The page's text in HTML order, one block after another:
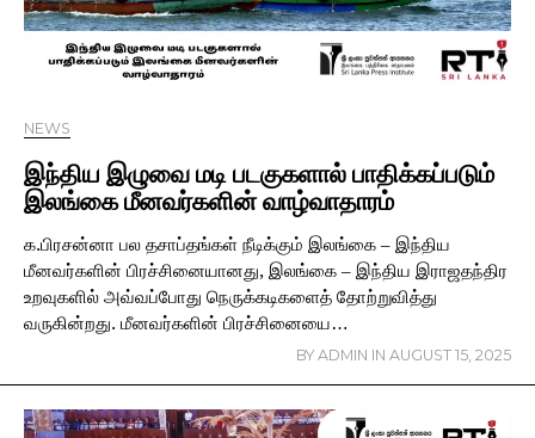
NEWS
இந்திய இழுவை மடி படகுகளால் பாதிக்கப்படும்
இலங்கை மீனவர்களின் வாழ்வாதாரம்
க.பிரசன்னா பல தசாப்தங்கள் நீடிக்கும் இலங்கை – இந்திய
மீனவர்களின் பிரச்சினையானது, இலங்கை – இந்திய இராஜதந்திர
உறவுகளில் அவ்வப்போது நெருக்கடிகளைத் தோற்றுவித்து
வருகின்றது. மீனவர்களின் பிரச்சினையை…
BY ADMIN IN AUGUST 15, 2025